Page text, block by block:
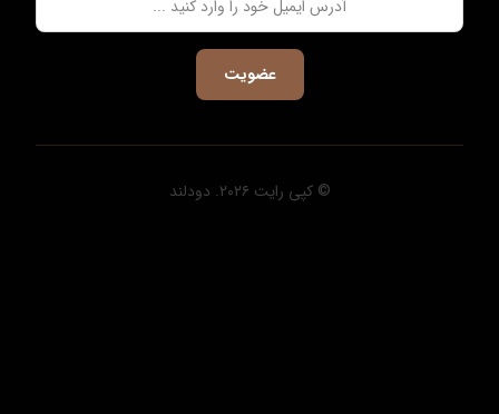
عضویت
© کپی رایت ۲۰۲۶. دودلند